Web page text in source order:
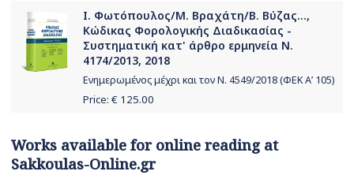
Ι. Φωτόπουλος/Μ. Βραχάτη/Β. Βύζας...,
Κώδικας Φορολογικής Διαδικασίας -
Συστηματική κατ' άρθρο ερμηνεία Ν.
4174/2013, 2018
Ενημερωμένος μέχρι και τον Ν. 4549/2018 (ΦΕΚ Α’ 105)
Price: € 125.00
Works available for online reading at
Sakkoulas-Online.gr